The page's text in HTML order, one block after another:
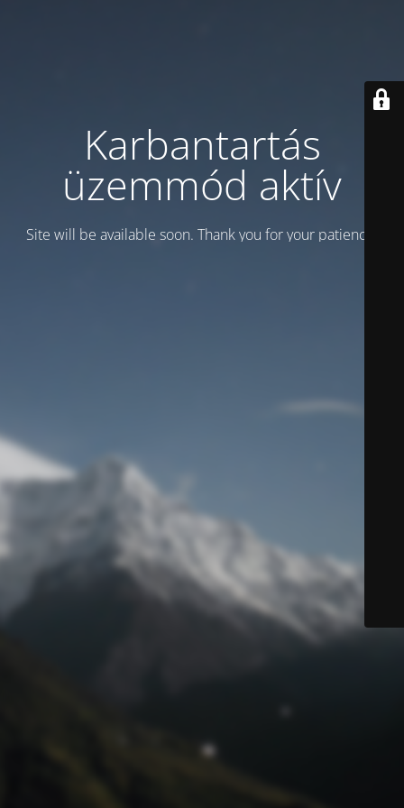
Karbantartás
üzemmód aktív
Site will be available soon. Thank you for your patience!